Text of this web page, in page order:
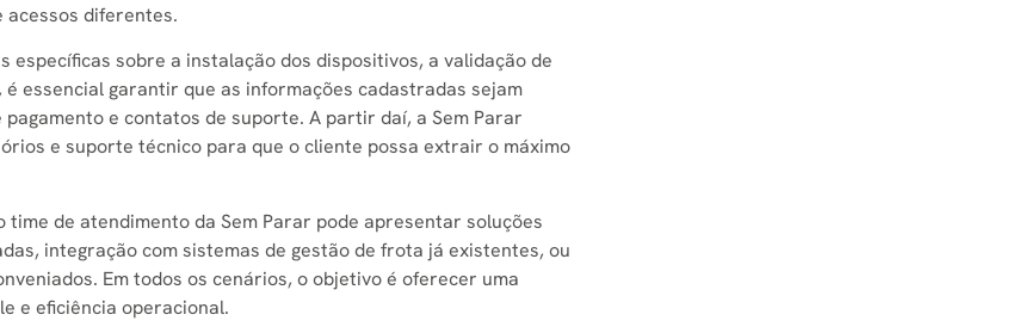
acessos diferentes.
sobre a instalação dos dispositivos, a validação de
essencial garantir que as informações cadastradas sejam
e contatos de suporte. A partir daí, a Sem Parar
e suporte técnico para que o cliente possa extrair o máximo
time de atendimento da Sem Parar pode apresentar soluções
integração com sistemas de gestão de frota já existentes, ou
Em todos os cenários, o objetivo é oferecer uma
e eficiência operacional.